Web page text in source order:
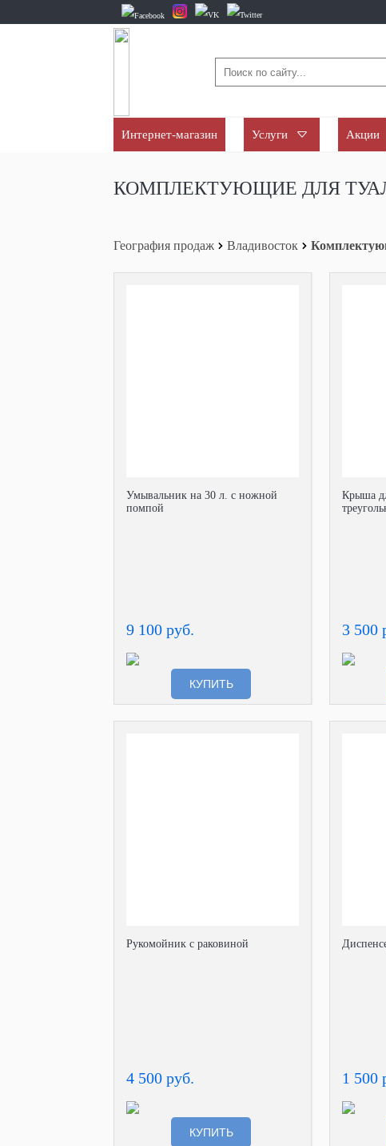
Интернет-магазин Услуги Акции
КОМПЛЕКТУЮЩИЕ ДЛЯ
География продаж Владивосток
Умывальник на 30 л. с ножной
помпой
9 100 руб.
КУПИТЬ
Крыша
3 500
Рукомойник с раковиной
4 500 руб.
КУПИТЬ
1 500